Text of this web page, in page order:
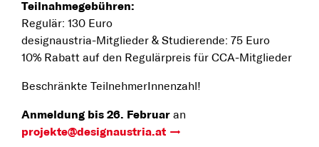
Teilnahmegebühren:
Regulär: 130 Euro
designaustria-Mitglieder & Studierende: 75 Euro
10% Rabatt auf den Regulärpreis für CCA-Mitglieder
Beschränkte TeilnehmerInnenzahl!
Anmeldung bis 26. Februar an
projekte@designaustria.at